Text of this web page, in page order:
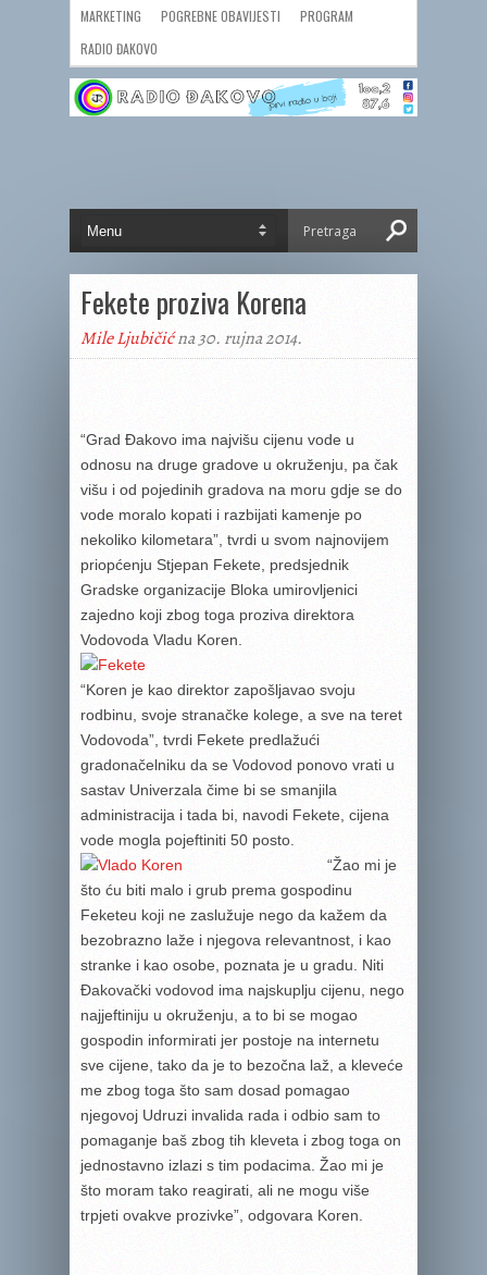
MARKETING POGREBNE OBAVIJESTI
PROGRAM
RADIO ĐAKOVO
Fekete proziva Korena
Mile Ljubičićna 30. rujna 2014.
“Grad Đakovo ima najvišu cijenu vode u
odnosu na druge gradove u okruženju, pa čak
višu i od pojedinih gradova na moru gdje se do
vode moralo kopati i razbijati kamenje po
nekoliko kilometara”, tvrdi u svom najnovijem
priopćenju Stjepan Fekete, predsjednik
Gradske organizacije Bloka umirovljenici
zajedno koji zbog toga proziva direktora
Vodovoda Vladu Koren.
“Koren je kao direktor zapošljavao svoju
rodbinu, svoje stranačke kolege, a sve na teret
Vodovoda”, tvrdi Fekete predlažući
gradonačelniku da se Vodovod ponovo vrati u
sastav Univerzala čime bi se smanjila
administracija i tada bi, navodi Fekete, cijena
vode mogla pojeftiniti 50 posto.
“Žao mi je
što ću biti malo i grub prema gospodinu
Feketeu koji ne zaslužuje nego da kažem da
bezobrazno laže i njegova relevantnost, i kao
stranke i kao osobe, poznata je u gradu. Niti
Đakovački vodovod ima najskuplju cijenu, nego
najjeftiniju u okruženju, a to bi se mogao
gospodin informirati jer postoje na internetu
sve cijene, tako da je to bezočna laž, a kleveće
me zbog toga što sam dosad pomagao
njegovoj Udruzi invalida rada i odbio sam to
pomaganje baš zbog tih kleveta i zbog toga on
jednostavno izlazi s tim podacima. Žao mi je
što moram tako reagirati, ali ne mogu više
trpjeti ovakve prozivke”, odgovara Koren.